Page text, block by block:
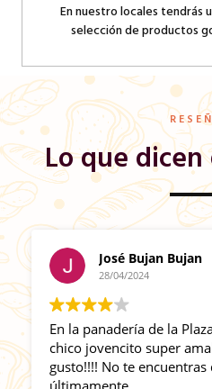
En nuestro locales tendrás
selección de productos
Lo que
cjmcmarbles
22/03/2024
The breads here are as
simply magnificent,
making real bread, much